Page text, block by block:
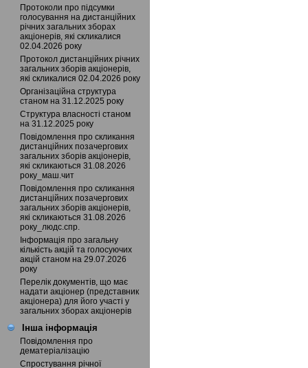
Протоколи про підсумки
голосування на дистанційних
річних загальних зборах
акціонерів, які скликалися
02.04.2026 року
Протокол дистанційних річних
загальних зборів акціонерів,
які скликалися 02.04.2026 року
Організаційна структура
станом на 31.12.2025 року
Структура власності станом
на 31.12.2025 року
Повідомлення про скликання
дистанційних позачергових
загальних зборів акціонерів,
які скликаються 31.08.2026
року_маш.чит
Повідомлення про скликання
дистанційних позачергових
загальних зборів акціонерів,
які скликаються 31.08.2026
року_людс.спр.
Інформація про загальну
кількість акцій та голосуючих
акцій станом на 29.07.2026
року
Перелік документів, що має
надати акціонер (представник
акціонера) для його участі у
загальних зборах акціонерів
Інша інформація
Повідомлення про
дематеріалізацію
Спростування річної